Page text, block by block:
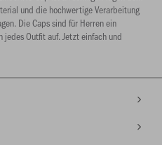
und die hochwertige Verarbeitung
Die Caps sind für Herren ein
Outfit auf. Jetzt einfach und